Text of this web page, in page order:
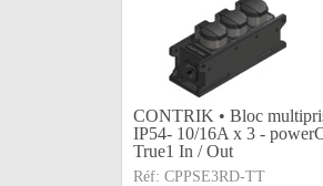
CONTRIK • Bloc
IP54- 10/16A x 3 -
True1 In / Out
Réf: CPPSE3RD-TT